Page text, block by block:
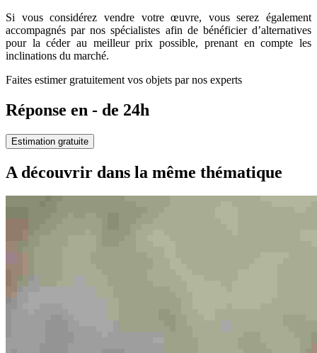
Si vous considérez vendre votre œuvre, vous serez également
accompagnés par nos spécialistes afin de bénéficier d’alternatives
pour la céder au meilleur prix possible, prenant en compte les
inclinations du marché.
Faites estimer gratuitement vos objets par nos experts
Réponse en - de 24h
Estimation gratuite
A découvrir dans la même thématique